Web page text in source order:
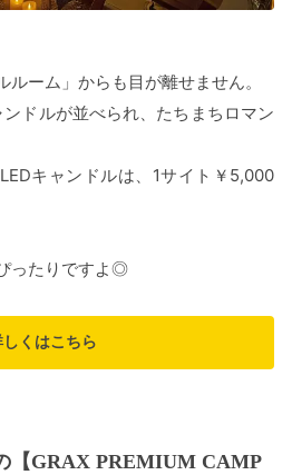
ーム」からも目が離せません。
ドルが並べられ、たちまちロマン
キャンドルは、1サイト￥5,000
ったりですよ◎
しくはこちら
【GRAX PREMIUM CAMP